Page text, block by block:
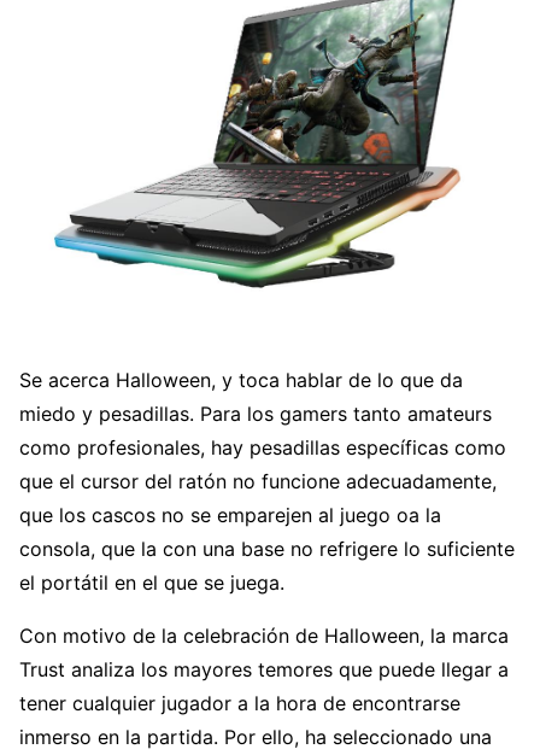
Se acerca Halloween, y toca hablar de lo que da
miedo y pesadillas. Para los gamers tanto amateurs
como profesionales, hay pesadillas específicas como
que el cursor del ratón no funcione adecuadamente,
que los cascos no se emparejen al juego oa la
consola, que la con una base no refrigere lo suficiente
el portátil en el que se juega.
Con motivo de la celebración de Halloween, la marca
Trust analiza los mayores temores que puede llegar a
tener cualquier jugador a la hora de encontrarse
inmerso en la partida. Por ello, ha seleccionado una